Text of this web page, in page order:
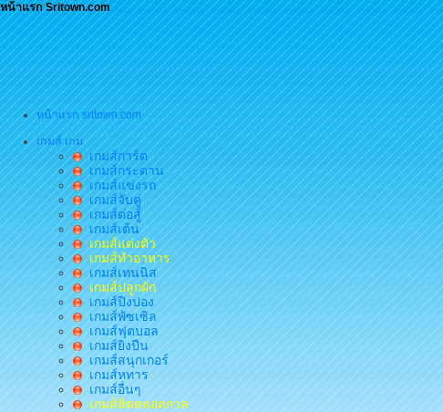
หน้าแรก Sritown.com
หน้าแรก sritown.com
เกมส์ เกม
เกมส์การ์ด
เกมส์กระดาน
เกมส์แข่งรถ
เกมส์จับคู่
เกมส์ต่อสู้
เกมส์เต้น
เกมส์แต่งตัว
เกมส์ทำอาหาร
เกมส์เทนนิส
เกมส์ปลูกผัก
เกมส์ปิงปอง
เกมส์พัซเซิล
เกมส์ฟุตบอล
เกมส์ยิงปืน
เกมส์สนุกเกอร์
เกมส์หทาร
เกมส์อื่นๆ
เกมส์ฮิตตลอดกาล